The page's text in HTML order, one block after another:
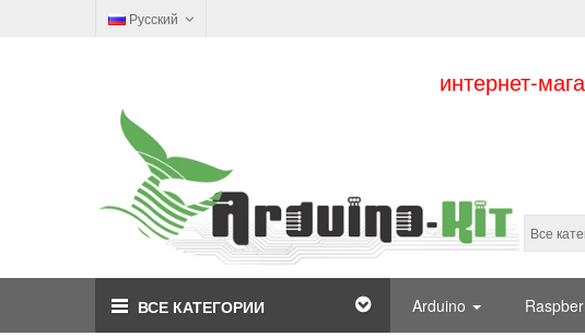
Русский
интернет-
ВСЕ КАТЕГОРИИ Arduino